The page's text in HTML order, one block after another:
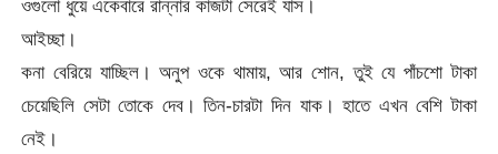
ওগুলো ধুয়ে একেবারে রান্নার কাজটা সেরেই যাস।
আইচ্ছা।
কনা বেরিয়ে যাচ্ছিল। অনুপ ওকে থামায়, আর শোন, তুই যে পাঁচশো টাকা
চেয়েছিলি সেটা তোকে দেব। তিন-চারটা দিন যাক। হাতে এখন বেশি টাকা
নেই।